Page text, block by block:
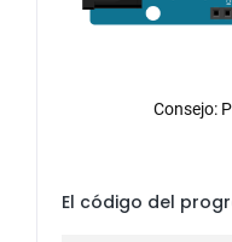
Consejo:
El código del